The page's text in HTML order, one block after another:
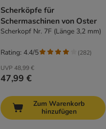
Scherköpfe für
Schermaschinen von Oster
Scherkopf Nr. 7F (Länge 3,2 mm)
UVP 48,99 €
47,99 €
Rating: 4.4/5 (282)
Zum Warenkorb
hinzufügen